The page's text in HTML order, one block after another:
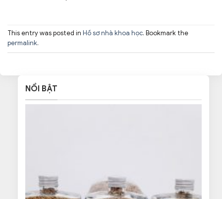
This entry was posted in Hồ sơ nhà khoa học. Bookmark the
permalink.
NỔI BẬT